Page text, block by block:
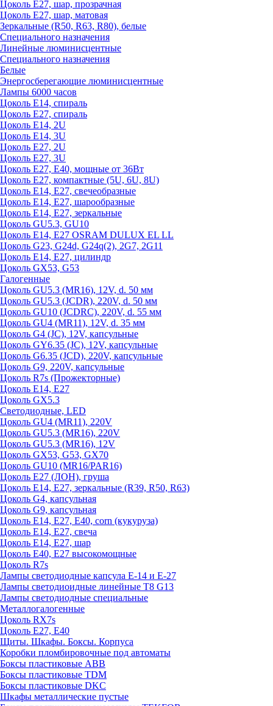
Цоколь Е27, шар, прозрачная
Цоколь Е27, шар, матовая
Зеркальные (R50, R63, R80), белые
Специального назначения
Линейные люминисцентные
Специального назначения
Белые
Энергосберегающие люминисцентные
Лампы 6000 часов
Цоколь Е14, спираль
Цоколь Е27, спираль
Цоколь Е14, 2U
Цоколь Е14, 3U
Цоколь Е27, 2U
Цоколь Е27, 3U
Цоколь Е27, Е40, мощные от 36Вт
Цоколь Е27, компактные (5U, 6U, 8U)
Цоколь Е14, Е27, свечеобразные
Цоколь Е14, Е27, шарообразные
Цоколь Е14, Е27, зеркальные
Цоколь GU5.3, GU10
Цоколь Е14, Е27 OSRAM DULUX EL LL
Цоколь G23, G24d, G24q(2), 2G7, 2G11
Цоколь Е14, Е27, цилиндр
Цоколь GX53, G53
Галогенные
Цоколь GU5.3 (MR16), 12V, d. 50 мм
Цоколь GU5.3 (JCDR), 220V, d. 50 мм
Цоколь GU10 (JCDRC), 220V, d. 55 мм
Цоколь GU4 (MR11), 12V, d. 35 мм
Цоколь G4 (JC), 12V, капсульные
Цоколь GY6.35 (JC), 12V, капсульные
Цоколь G6.35 (JCD), 220V, капсульные
Цоколь G9, 220V, капсульные
Цоколь R7s (Прожекторные)
Цоколь E14, E27
Цоколь GX5.3
Светодиодные, LED
Цоколь GU4 (MR11), 220V
Цоколь GU5.3 (MR16), 220V
Цоколь GU5.3 (MR16), 12V
Цоколь GX53, G53, GX70
Цоколь GU10 (MR16/PAR16)
Цоколь Е27 (ЛОН), груша
Цоколь Е14, Е27, зеркальные (R39, R50, R63)
Цоколь G4, капсульная
Цоколь G9, капсульная
Цоколь Е14, Е27, Е40, corn (кукуруза)
Цоколь Е14, Е27, свеча
Цоколь Е14, Е27, шар
Цоколь Е40, Е27 высокомощные
Цоколь R7s
Лампы светодиодные капсула Е-14 и Е-27
Лампы светодиоидные линейные T8 G13
Лампы светодиодные специальные
Металлогалогенные
Цоколь RX7s
Цоколь Е27, E40
Щиты. Шкафы. Боксы. Корпуса
Коробки пломбировочные под автоматы
Боксы пластиковые ABB
Боксы пластиковые TDM
Боксы пластиковые DKC
Шкафы металлические пустые